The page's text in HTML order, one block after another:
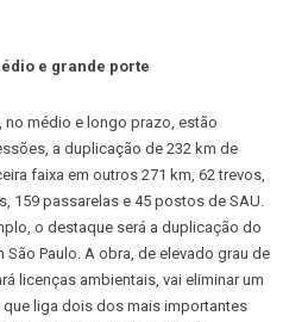
e grande porte
médio e longo prazo, estão
a duplicação de 232 km de
faixa em outros 271 km, 62 trevos,
159 passarelas e 45 postos de SAU.
o destaque será a duplicação do
São Paulo. A obra, de elevado grau de
licenças ambientais, vai eliminar um
liga dois dos mais importantes